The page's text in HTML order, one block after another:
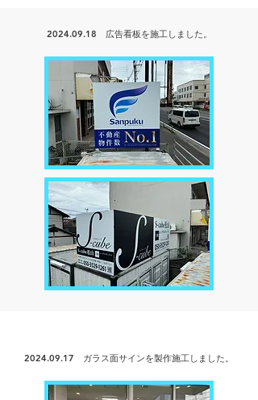
2024.09.18 広告看板を施工しました。
2024.09.17 ガラス面サインを製作施工しました。